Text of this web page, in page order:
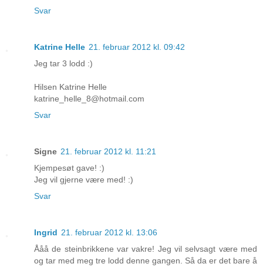
Svar
Katrine Helle 21. februar 2012 kl. 09:42
Jeg tar 3 lodd :)
Hilsen Katrine Helle
katrine_helle_8@hotmail.com
Svar
Signe 21. februar 2012 kl. 11:21
Kjempesøt gave! :)
Jeg vil gjerne være med! :)
Svar
Ingrid 21. februar 2012 kl. 13:06
Ååå de steinbrikkene var vakre! Jeg vil selvsagt være med
og tar med meg tre lodd denne gangen. Så da er det bare å